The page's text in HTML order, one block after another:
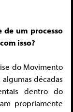
de um processo
isso?
do Movimento
décadas
dentro do
propriamente